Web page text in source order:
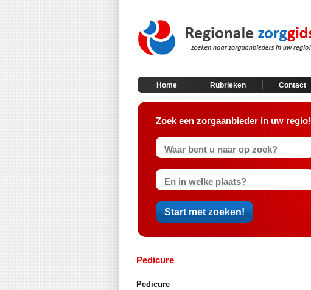
Home Rubrieken Contact
Zoek een zorgaanbieder in uw regio!
Pedicure
Pedicure